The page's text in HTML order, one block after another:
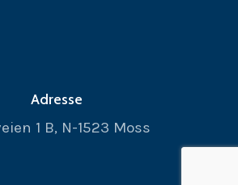
Adresse
1 B, N-1523 Moss